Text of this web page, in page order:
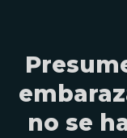
no se